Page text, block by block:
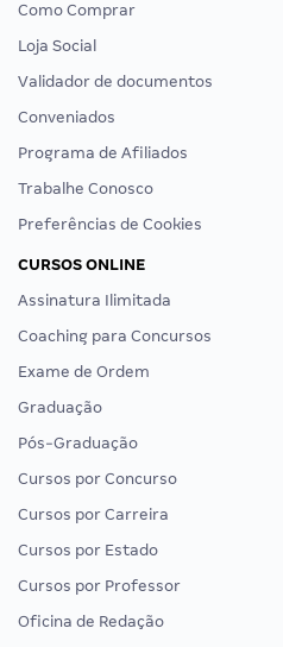
Como Comprar
Loja Social
Validador de documentos
Conveniados
Programa de Afiliados
Trabalhe Conosco
Preferências de Cookies
CURSOS ONLINE
Assinatura Ilimitada
Coaching para Concursos
Exame de Ordem
Graduação
Pós-Graduação
Cursos por Concurso
Cursos por Carreira
Cursos por Estado
Cursos por Professor
Oficina de Redação